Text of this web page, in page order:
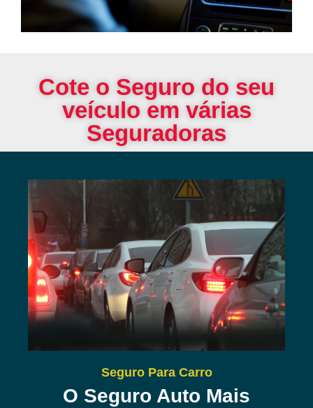
Cote o Seguro do seu
veículo em várias
Seguradoras
Seguro Para Carro
O Seguro Auto Mais